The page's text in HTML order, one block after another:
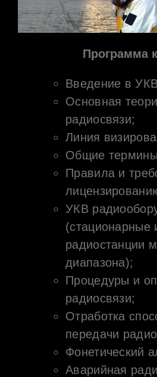
Программа
Введение в
Основная
радиосвязи;
Линия
Общие
Правила и
УКВ
радиостанции
диапазона);
Процедуры и
радиосвязи;
Отработка
передачи
Фонетический
Аварийная